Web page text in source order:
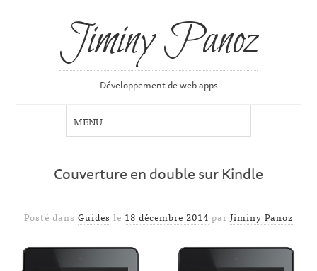
Jiminy Panoz
Développement de web apps
Couverture en double sur Kindle
Posté dans Guides le 18 décembre 2014 par Jiminy Panoz